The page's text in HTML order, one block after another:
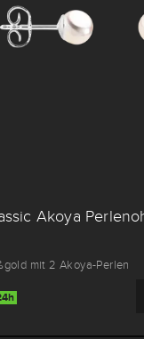
Akoya
mit 2 Akoya-Perlen